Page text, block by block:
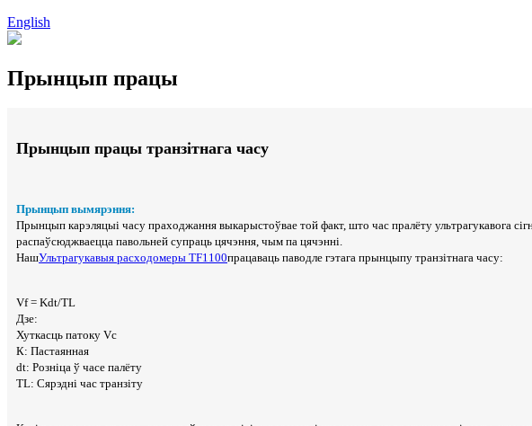
English
Прынцып працы
Прынцып працы транзітнага часу
Прынцып вымярэння:
Прынцып карэляцыі часу праходжання выкарыстоўвае той факт, што час пралёту ультрагукавога
распаўсюджваецца павольней супраць цячэння, чым па цячэнні.
НашУльтрагукавыя расходомеры TF1100працаваць паводле гэтага прынцыпу транзітнага часу:
Vf = Kdt/TL
Дзе:
Хуткасць патоку Vc
К: Пастаянная
dt: Розніца ў часе палёту
TL: Сярэдні час транзіту